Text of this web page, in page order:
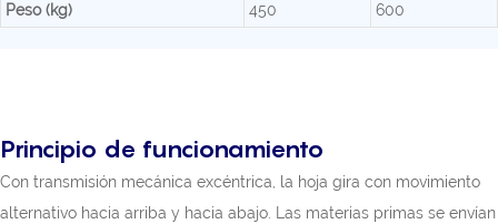
Peso (kg)
450 600
Principio de funcionamiento
Con transmisión mecánica excéntrica, la hoja gira con movimiento
alternativo hacia arriba y hacia abajo. Las materias primas se envían